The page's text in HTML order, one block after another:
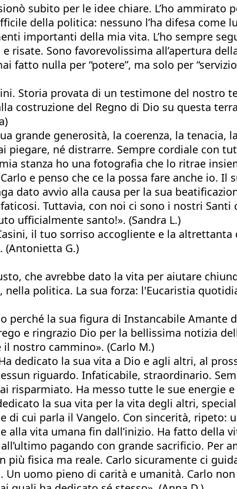
subito per le idee chiare. L’ho ammirato
della politica: nessuno l’ha difesa come
importanti della mia vita. L’ho sempre
Sono favorevolissima all’apertura
nulla per “potere”, ma solo per
Storia provata di un testimone del nostro
costruzione del Regno di Dio su questa
grande generosità, la coerenza, la tenacia,
né distrarre. Sempre cordiale con
stanza ho una fotografia che lo ritrae
e penso che ce la possa fare anche io. Il
dato avvio alla causa per la sua
Tuttavia, con noi ci sono i nostri
ufficialmente santo!». (Sandra L.)
il tuo sorriso accogliente e la altrettanta
(Antonietta G.)
che avrebbe dato la vita per aiutare
politica. La sua forza: l'Eucaristia
la sua figura di Instancabile Amante
e ringrazio Dio per la bellissima notizia
nostro cammino». (Carlo M.)
dedicato la sua vita a Dio e agli altri, al
riguardo. Infaticabile, straordinario.
risparmiato. Ha messo tutte le sue energie
la sua vita per la vita degli altri,
cui parla il Vangelo. Con sincerità, ripeto:
vita umana fin dall’inizio. Ha fatto della
pagando con grande sacrificio. Per
fisica ma reale. Carlo sicuramente ci
uomo pieno di carità e umanità. Carlo